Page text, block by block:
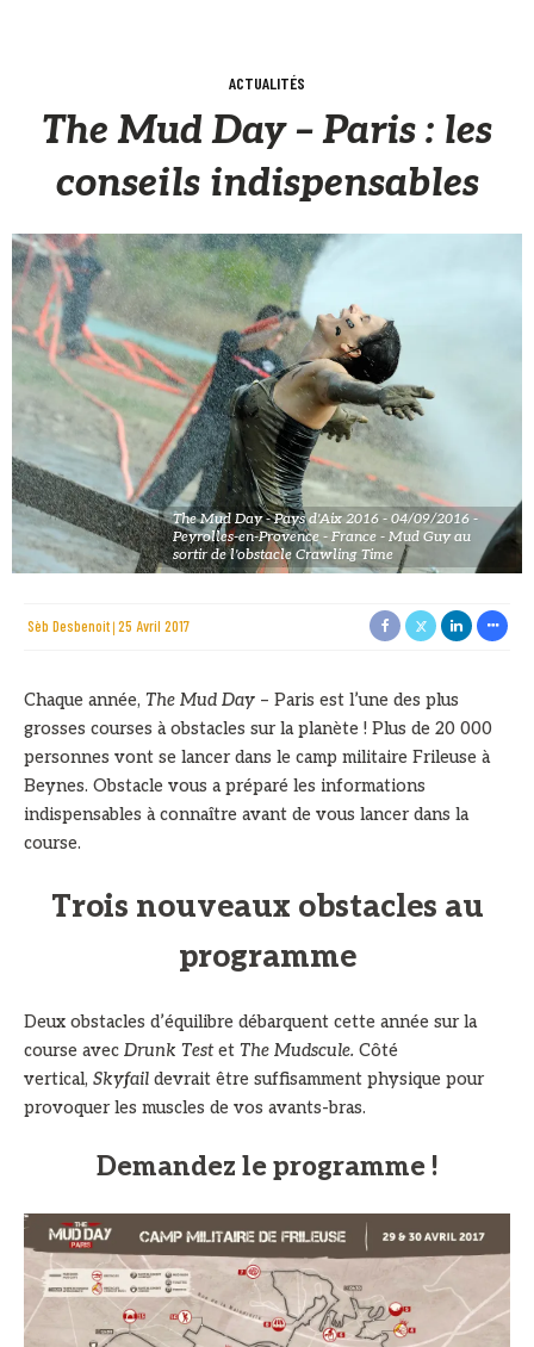
ACTUALITÉS
The Mud Day – Paris : les
conseils indispensables
The Mud Day - Pays d'Aix 2016 - 04/09/2016 -
Peyrolles-en-Provence - France - Mud Guy au
sortir de l'obstacle Crawling Time
Sèb Desbenoit 25 Avril 2017
Chaque année, The Mud Day – Paris est l’une des plus
grosses courses à obstacles sur la planète ! Plus de 20 000
personnes vont se lancer dans le camp militaire Frileuse à
Beynes. Obstacle vous a préparé les informations
indispensables à connaître avant de vous lancer dans la
course.
Trois nouveaux obstacles au
programme
Deux obstacles d’équilibre débarquent cette année sur la
course avec Drunk Testet The Mudscule. Côté
vertical, Skyfail devrait être suffisamment physique pour
provoquer les muscles de vos avants-bras.
Demandez le programme !